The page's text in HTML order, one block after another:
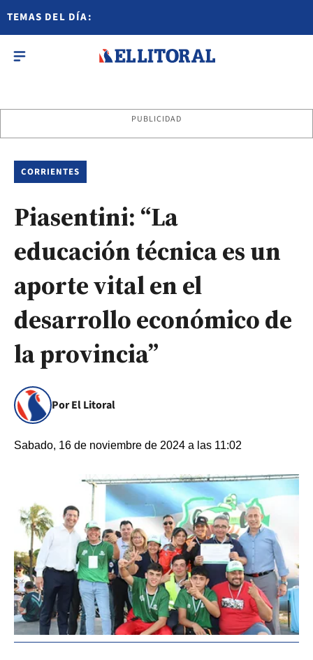
TEMAS DEL DÍA:
PUBLICIDAD
CORRIENTES
Piasentini: “La
educación técnica es un
aporte vital en el
desarrollo económico de
la provincia”
Por El Litoral
Sabado, 16 de noviembre de 2024 a las 11:02